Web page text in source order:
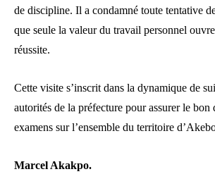
de discipline. Il a condamné toute tentative
que seule la valeur du travail personnel
réussite.
Cette visite s’inscrit dans la dynamique de
autorités de la préfecture pour assurer le bon
examens sur l’ensemble du territoire
Marcel Akakpo.